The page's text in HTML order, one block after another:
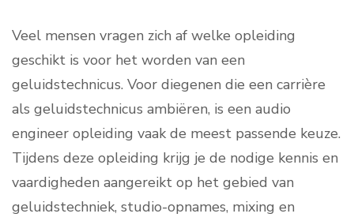
Veel mensen vragen zich af welke opleiding
geschikt is voor het worden van een
geluidstechnicus. Voor diegenen die een carrière
als geluidstechnicus ambiëren, is een audio
engineer opleiding vaak de meest passende keuze.
Tijdens deze opleiding krijg je de nodige kennis en
vaardigheden aangereikt op het gebied van
geluidstechniek, studio-opnames, mixing en